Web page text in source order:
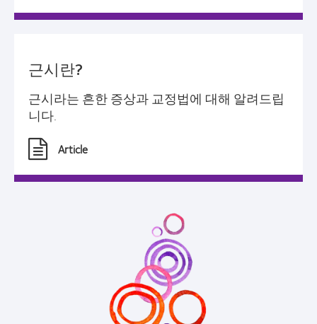
근시란?
근시라는 흔한 증상과 교정법에 대해 알려드립
니다.
Article